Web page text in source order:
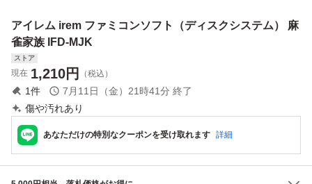
アイレム irem ファミコンソフト（ディスクシステム） 麻
雀家族 IFD-MJK
ストア
現在 1,210円 （税込）
1件 7月11日（金）21時41分 終了
傷や汚れあり
あなただけの特別なクーポンを受け取れます 詳細